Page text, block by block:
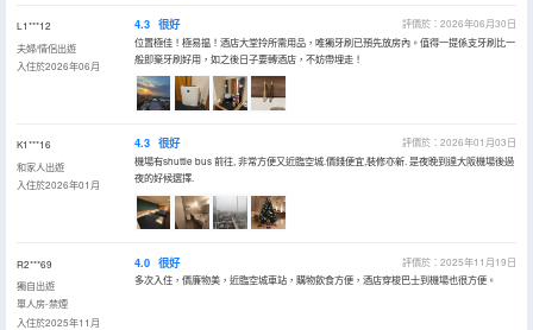
L1***12
夫婦/情侶出遊
入住於2026年06月
4.3 很好
評價於：2026年06月30日
位置極佳！極易揾！酒店大堂拎所需用品，唯獨牙刷已預先放房內。值得一提係支牙刷比一
般即棄牙刷好用，如之後日子要轉酒店，不妨帶埋走！
K1***16
和家人出遊
入住於2026年01月
4.3 很好
評價於：2026年01月03日
機場有shuttle bus 前往, 非常方便又近臨空城.價錢便宜,裝修亦新. 是夜晚到達大阪機場後過
夜的好候選擇.
R2***69
獨自出遊
單人房-禁煙
入住於2025年11月
4.0 很好
評價於：2025年11月19日
多次入住，價廉物美，近臨空城車站，購物飲食方便，酒店穿梭巴士到機場也很方便。